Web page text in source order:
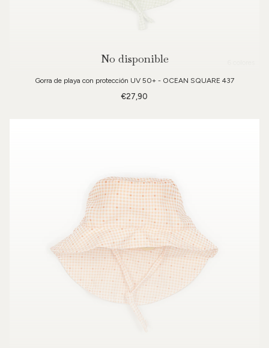
No disponible
Gorra de playa con protección UV 50+ - OCEAN SQUARE 437
€27,90